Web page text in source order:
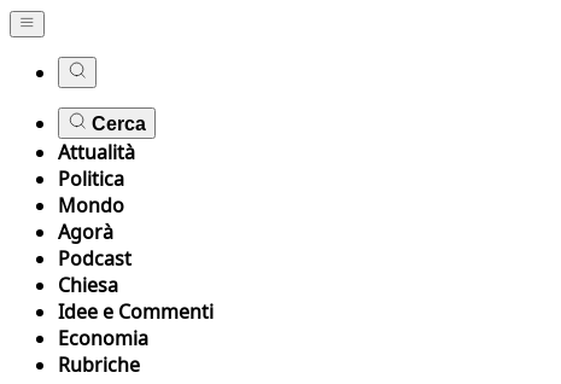
Cerca
Attualità
Politica
Mondo
Agorà
Podcast
Chiesa
Idee e Commenti
Economia
Rubriche